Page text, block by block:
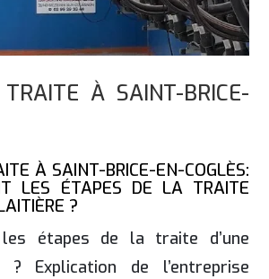
À SAINT-BRICE-
À SAINT-BRICE-EN-COGLÈS:
LES ÉTAPES DE LA TRAITE
?
étapes de la traite d’une
Explication de l’entreprise